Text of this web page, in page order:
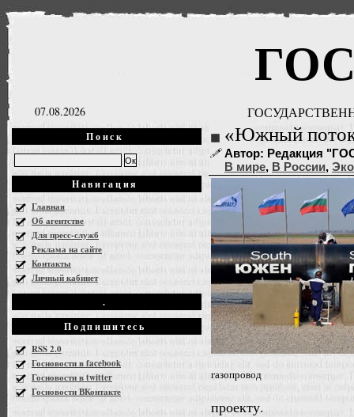
07.08.2026
Поиск
Навигация
Главная
Об агентстве
Для пресс-служб
Реклама на сайте
Контакты
Личный кабинет
.
Подпишитесь
RSS 2.0
Госновости в facebook
Госновости в twitter
Госновости ВКонтакте
«Южный
Автор: Редакция
В мире, В России,
газопровод
проекту.